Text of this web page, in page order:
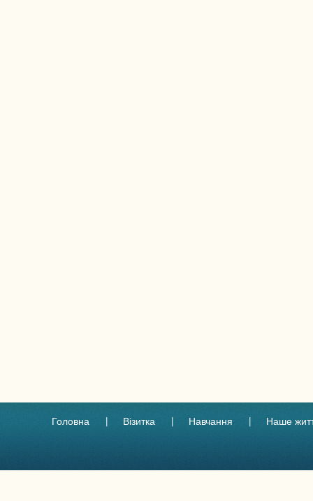
Головна Візитка Навчання Наше